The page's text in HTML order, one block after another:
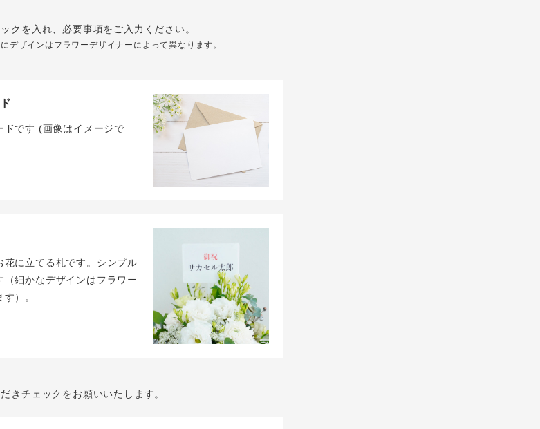
クを入れ、必要事項をご入力ください。
デザインはフラワーデザイナーによって異なります。
ドです (画像はイメージで
花に立てる札です。シンプル
細かなデザインはフラワー
）。
きチェックをお願いいたします。